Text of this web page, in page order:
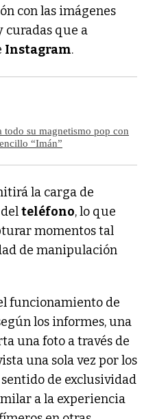
con las imágenes
curadas que a
Instagram.
todo su magnetismo pop con
“Imán”
la carga de
teléfono, lo que
momentos tal
de manipulación
funcionamiento de
los informes, una
una foto a través de
una sola vez por los
de exclusividad
a la experiencia